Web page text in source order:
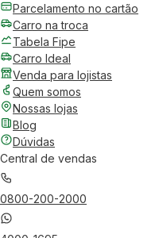
Parcelamento no cartão
Carro na troca
Tabela Fipe
Carro Ideal
Venda para lojistas
Quem somos
Nossas lojas
Blog
Dúvidas
Central de vendas
0800-200-2000